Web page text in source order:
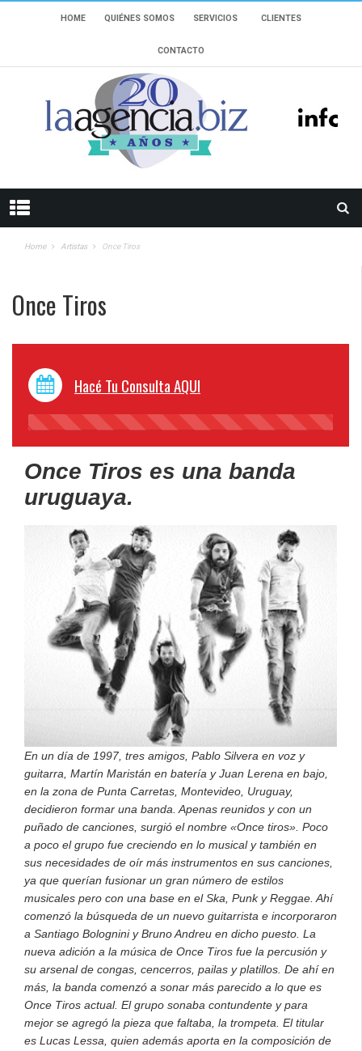
HOME QUIÉNES SOMOS SERVICIOS CLIENTES
CONTACTO
Home Artistas Once Tiros
Once Tiros
Hacé Tu Consulta AQUI
45%
Once Tiros es una banda
uruguaya.
En un día de 1997, tres amigos, Pablo Silvera en voz y
guitarra, Martín Maristán en batería y Juan Lerena en bajo,
en la zona de Punta Carretas, Montevideo, Uruguay,
decidieron formar una banda. Apenas reunidos y con un
puñado de canciones, surgió el nombre «Once tiros». Poco
a poco el grupo fue creciendo en lo musical y también en
sus necesidades de oír más instrumentos en sus canciones,
ya que querían fusionar un gran número de estilos
musicales pero con una base en el Ska, Punk y Reggae. Ahí
comenzó la búsqueda de un nuevo guitarrista e incorporaron
a Santiago Bolognini y Bruno Andreu en dicho puesto. La
nueva adición a la música de Once Tiros fue la percusión y
su arsenal de congas, cencerros, pailas y platillos. De ahí en
más, la banda comenzó a sonar más parecido a lo que es
Once Tiros actual. El grupo sonaba contundente y para
mejor se agregó la pieza que faltaba, la trompeta. El titular
es Lucas Lessa, quien además aporta en la composición de